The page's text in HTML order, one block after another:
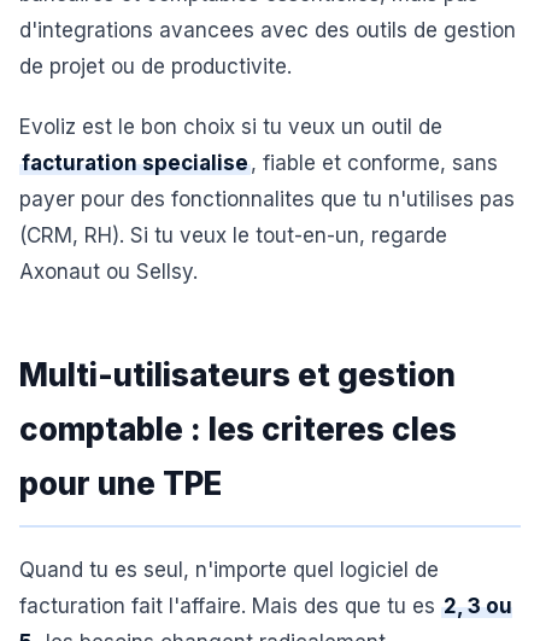
d'integrations avancees avec des outils de gestion
de projet ou de productivite.
Evoliz est le bon choix si tu veux un outil de
facturation specialise, fiable et conforme, sans
payer pour des fonctionnalites que tu n'utilises pas
(CRM, RH). Si tu veux le tout-en-un, regarde
Axonaut ou Sellsy.
Multi-utilisateurs et gestion
comptable : les criteres cles
pour une TPE
Quand tu es seul, n'importe quel logiciel de
facturation fait l'affaire. Mais des que tu es 2, 3 ou